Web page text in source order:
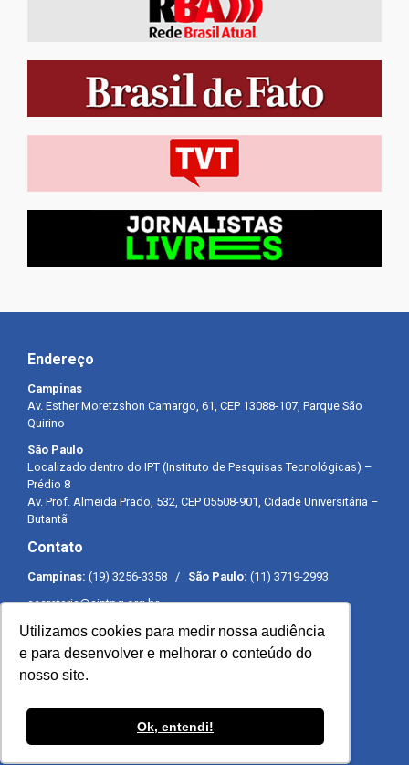
Utilizamos cookies para medir nossa audiência
e para desenvolver e melhorar o conteúdo do
nosso site.
Ok, entendi!
Endereço
Campinas
Av. Esther Moretzshon Camargo, 61, CEP 13088-107, Parque São
Quirino
São Paulo
Localizado dentro do IPT (Instituto de Pesquisas Tecnológicas) –
Prédio 8
Av. Prof. Almeida Prado, 532, CEP 05508-901, Cidade Universitária –
Butantã
Contato
Campinas: (19) 3256-3358 / São Paulo: (11) 3719-2993
secretaria@sintpq.org.br
Expediente
Segunda a sexta-feira das 8h às 17h